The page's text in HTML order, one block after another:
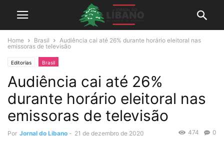
Home Brasil
Audiência cai até 26% durante horário eleitoral nas
emissoras de televisão
Editorias Brasil
Audiência cai até 26%
durante horário eleitoral nas
emissoras de televisão
Por Jornal do Libano - 21 de dezembro de 2020 0
474